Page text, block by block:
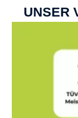
UNSER